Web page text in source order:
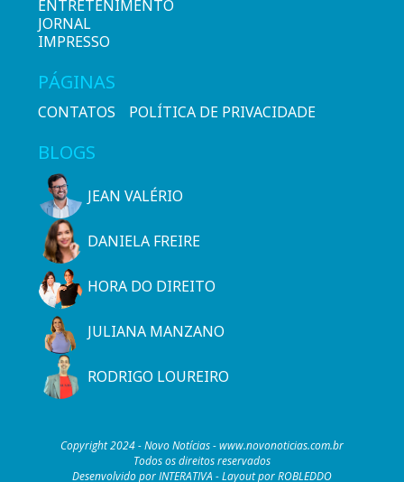
ENTRETENIMENTO
JORNAL
IMPRESSO
PÁGINAS
CONTATOS POLÍTICA DE PRIVACIDADE
BLOGS
JEAN VALÉRIO
DANIELA FREIRE
HORA DO DIREITO
JULIANA MANZANO
RODRIGO LOUREIRO
Copyright 2024 - Novo Notícias - www.novonoticias.com.br
Todos os direitos reservados
Desenvolvido por INTERATIVA - Layout por ROBLEDDO